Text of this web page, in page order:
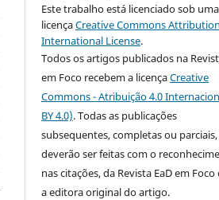
Este trabalho está licenciado sob uma
licençaCreative Commons
International License.
Todos os artigos publicados na
em Foco recebem a licençaCreative
Commons - Atribuição 4.0
BY 4.0). Todas as publicações
subsequentes, completas ou parciais,
deverão ser feitas com o
nas citações, da Revista EaD em
a editora original do artigo.